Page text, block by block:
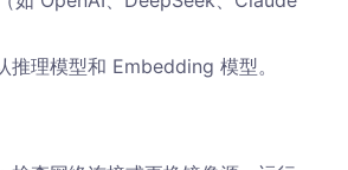
推理模型和 Embedding 模型。